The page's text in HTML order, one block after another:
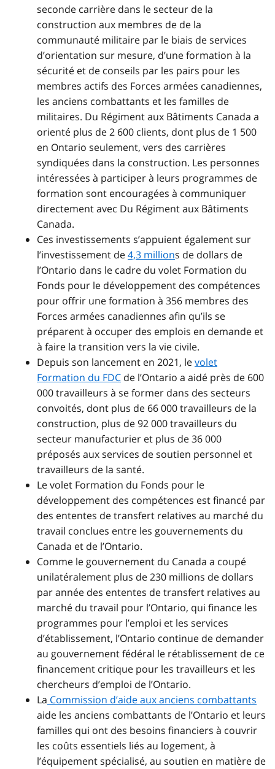
seconde carrière dans le secteur de la
construction aux membres de de la
communauté militaire par le biais de services
d’orientation sur mesure, d’une formation à la
sécurité et de conseils par les pairs pour les
membres actifs des Forces armées canadiennes,
les anciens combattants et les familles de
militaires. Du Régiment aux Bâtiments Canada a
orienté plus de 2 600 clients, dont plus de 1 500
en Ontario seulement, vers des carrières
syndiquées dans la construction. Les personnes
intéressées à participer à leurs programmes de
formation sont encouragées à communiquer
directement avec Du Régiment aux Bâtiments
Canada.
Ces investissements s’appuient également sur
l’investissement de4,3 millions de dollars de
l’Ontario dans le cadre du volet Formation du
Fonds pour le développement des compétences
pour offrir une formation à 356 membres des
Forces armées canadiennes afin qu’ils se
préparent à occuper des emplois en demande et
à faire la transition vers la vie civile.
Depuis son lancement en 2021, levolet
Formation du FDC de l’Ontario a aidé près de 600
000 travailleurs à se former dans des secteurs
convoités, dont plus de 66 000 travailleurs de la
construction, plus de 92 000 travailleurs du
secteur manufacturier et plus de 36 000
préposés aux services de soutien personnel et
travailleurs de la santé.
Le volet Formation du Fonds pour le
développement des compétences est financé par
des ententes de transfert relatives au marché du
travail conclues entre les gouvernements du
Canada et de l’Ontario.
Comme le gouvernement du Canada a coupé
unilatéralement plus de 230 millions de dollars
par année des ententes de transfert relatives au
marché du travail pour l’Ontario, qui finance les
programmes pour l’emploi et les services
d’établissement, l’Ontario continue de demander
au gouvernement fédéral le rétablissement de ce
financement critique pour les travailleurs et les
chercheurs d’emploi de l’Ontario.
La Commission d’aide aux anciens combattants
aide les anciens combattants de l’Ontario et leurs
familles qui ont des besoins financiers à couvrir
les coûts essentiels liés au logement, à
l’équipement spécialisé, au soutien en matière de